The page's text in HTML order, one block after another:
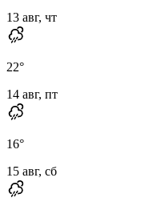
13 авг, чт
22°
14 авг, пт
16°
15 авг, сб